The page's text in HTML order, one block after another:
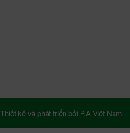
Thiết kế và phát triển bởi P.A Việt Nam